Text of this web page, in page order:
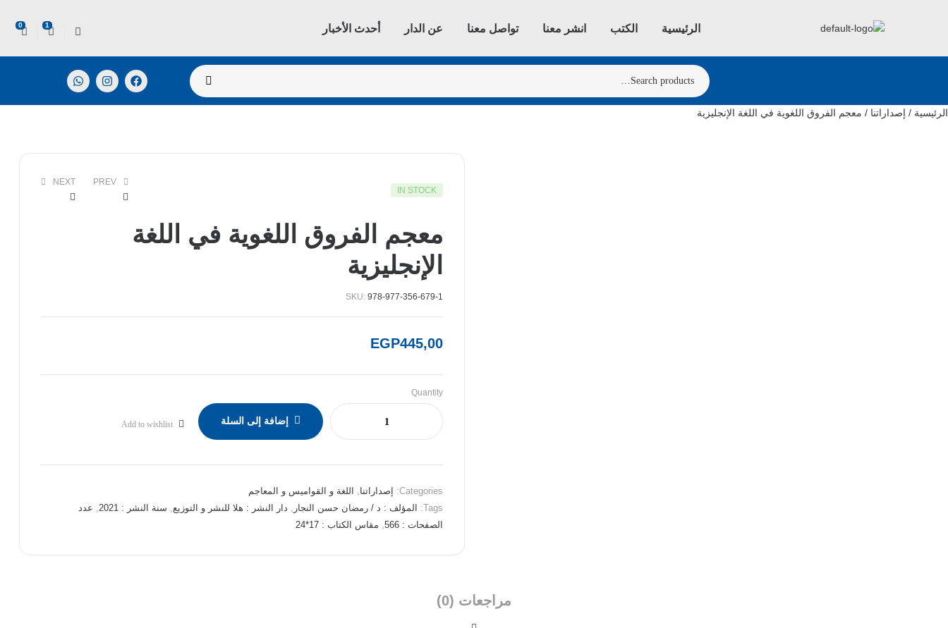
الرئيسية الكتب انشر معنا تواصل معنا عن الدار أحدث الأخبار 1
0
الرئيسية / إصداراتنا / معجم الفروق اللغوية في اللغة الإنجليزية
IN STOCK
PREV
260,00
NEXT
205,00
معجم الفروق اللغوية في اللغة
الإنجليزية
SKU:978-977-356-679-1
EGP445,00
Quantity
إضافة إلى السلة Add to wishlist
Categories: إصداراتنا,
اللغة و القواميس و المعاجم
Tags:
المؤلف : د / رمضان حسن النجار , دار النشر : هلا للنشر و التوزيع, سنة النشر : 2021 , عدد
الصفحات : 566
, مقاس الكتاب : 17*24
مراجعات (0)